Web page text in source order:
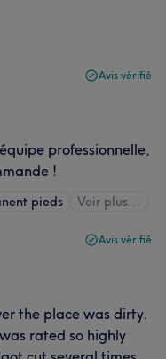
Avis vérifié
professionnelle,
!
pieds Voir plus...
Avis vérifié
the place was dirty.
rated so highly